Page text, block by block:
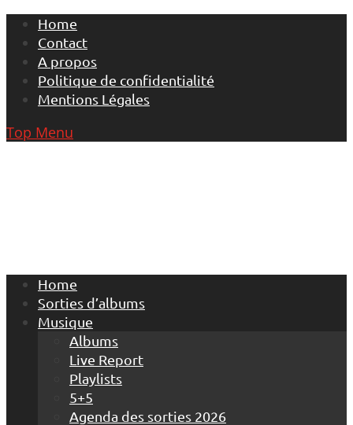
Skip
content
Home
Contact
A propos
Politique de confidentialité
Mentions Légales
Top Menu
Home
Sorties d’albums
Musique
Albums
Live Report
Playlists
5+5
Agenda des sorties 2026